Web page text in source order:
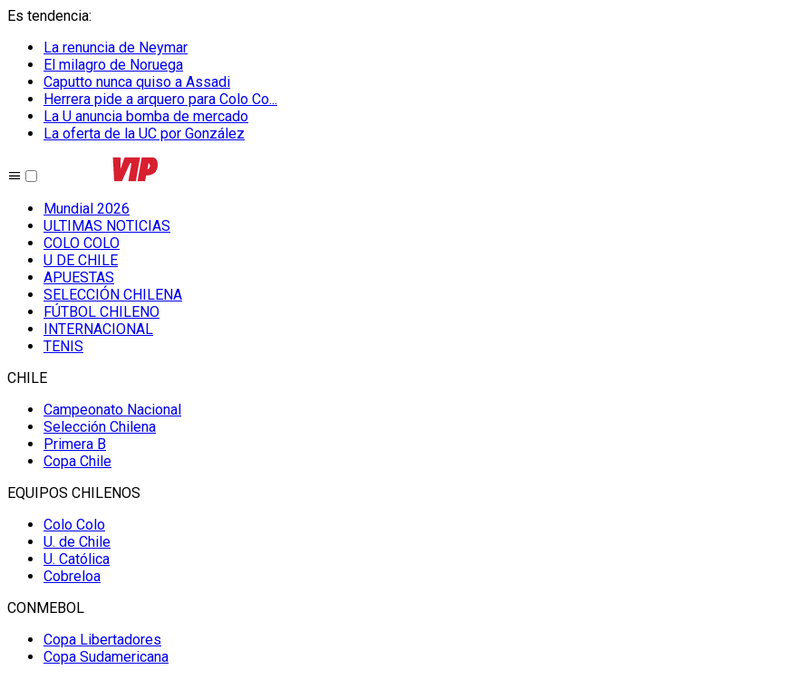
Es tendencia:
La renuncia de Neymar
El milagro de Noruega
Caputto nunca quiso a Assadi
Herrera pide a arquero para Colo Co...
La U anuncia bomba de mercado
La oferta de la UC por González
Mundial 2026
ULTIMAS NOTICIAS
COLO COLO
U DE CHILE
APUESTAS
SELECCIÓN CHILENA
FÚTBOL CHILENO
INTERNACIONAL
TENIS
CHILE
Campeonato Nacional
Selección Chilena
Primera B
Copa Chile
EQUIPOS CHILENOS
Colo Colo
U. de Chile
U. Católica
Cobreloa
CONMEBOL
Copa Libertadores
Copa Sudamericana